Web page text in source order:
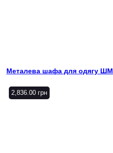
Металева шафа для одягу ШМ
2,836.00 грн